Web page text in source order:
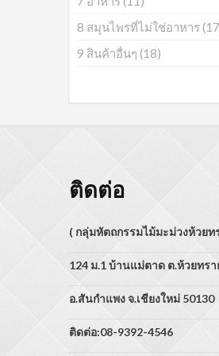
8 สมุนไพรที่ไม่ใช่อาหาร
9 สินค้าอื่นๆ (18)
ติดต่อ
( กลุ่มหัตถกรรมไม้มะม่วงห้วยท
124 ม.1 บ้านแม่ตาด ต.ห้วยทรา
อ.สันกำแพง จ.เชียงใหม่ 50130
ติดต่อ:08-9392-4546